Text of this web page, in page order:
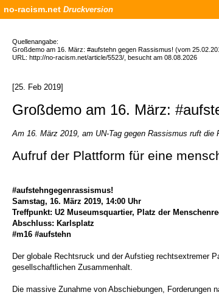
no-racism.net Druckversion
Quellenangabe:
Großdemo am 16. März: #aufstehn gegen Rassismus! (vom
URL: http://no-racism.net/article/5523/, besucht am 08.08.2026
[25. Feb 2019]
Großdemo am 16. März:
Am 16. März 2019, am UN-Tag gegen Rassismus ruft
Aufruf der Plattform für eine
#aufstehngegenrassismus!
Samstag, 16. März 2019, 14:00 Uhr
Treffpunkt: U2 Museumsquartier, Platz der
Abschluss: Karlsplatz
#m16 #aufstehn
Der globale Rechtsruck und der Aufstieg rechtsextremer
gesellschaftlichen Zusammenhalt.
Die massive Zunahme von Abschiebungen, Forderungen